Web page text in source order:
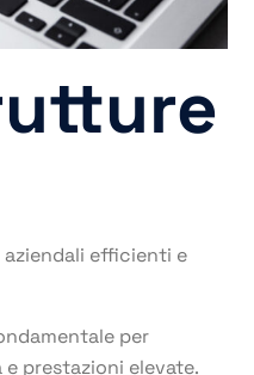
efficienti e
per
prestazioni elevate.